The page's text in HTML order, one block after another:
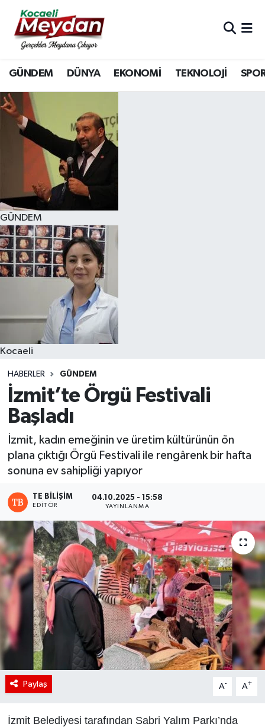
GÜNDEM DÜNYA EKONOMİ TEKNOLOJİ
GÜNDEM
Kocaeli
HABERLER GÜNDEM
İzmit’te Örgü Festivali
Başladı
İzmit, kadın emeğinin ve üretim kültürünün ön
plana çıktığı Örgü Festivali ile rengârenk bir hafta
sonuna ev sahipliği yapıyor
TE BILIŞIM
EDITÖR
04.10.2025 - 15:58
YAYINLANMA
Paylaş A- A+
İzmit Belediyesi tarafından Sabri Yalım Parkı’nda
Nöbetçi Eczaneler
Hava Durumu
Trafik Durumu
Süper Lig Puan Durumu ve Fikstür
Tüm Manşetler
Son Dakika Haberleri
Haber Arşivi